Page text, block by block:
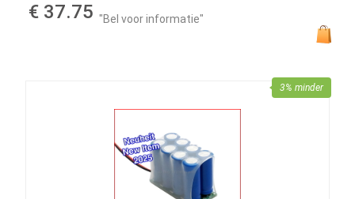
€ 37.75 "Bel voor informatie"
3% minder